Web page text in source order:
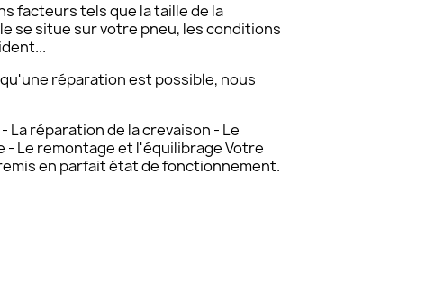
facteurs tels que la taille de la
se situe sur votre pneu, les conditions
réparation est possible, nous
La réparation de la crevaison - Le
- Le remontage et l'équilibrage Votre
en parfait état de fonctionnement.